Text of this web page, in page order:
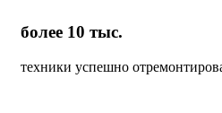
более 10 тыс.
техники успешно